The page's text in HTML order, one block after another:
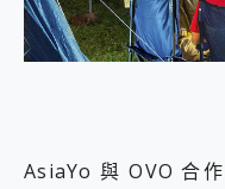
AsiaYo 與 OVO 合